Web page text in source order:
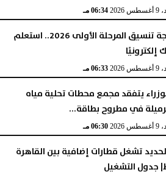
06:34 مـ
رابط نتيجة تنسيق المرحلة الأولى 2026.. استعلم
إلكترونيًا
06:33 مـ
يتفقد مجمع محطات تحلية مياه
في مطروح بطاقة...
06:30 مـ
تشغل قطارات إضافية بين القاهرة
جدول التشغيل